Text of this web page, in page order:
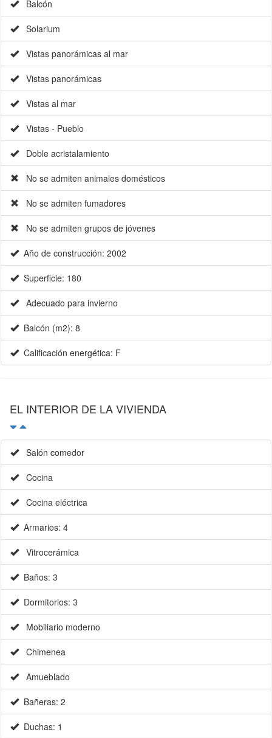
Balcón
Solarium
Vistas panorámicas al mar
Vistas panorámicas
Vistas al mar
Vistas - Pueblo
Doble acristalamiento
No se admiten animales domésticos
No se admiten fumadores
No se admiten grupos de jóvenes
Año de construcción: 2002
Superficie: 180
Adecuado para invierno
Balcón (m2): 8
Calificación energética: F
EL INTERIOR DE LA VIVIENDA
Salón comedor
Cocina
Cocina eléctrica
Armarios: 4
Vitrocerámica
Baños: 3
Dormitorios: 3
Mobiliario moderno
Chimenea
Amueblado
Bañeras: 2
Duchas: 1